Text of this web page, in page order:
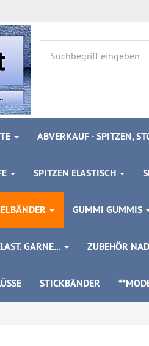
ABVERKAUF - SPITZEN,
SPITZEN ELASTISCH
GUMMI GUMMIS
GARNE... ZUBEHÖR
STICKBÄNDER